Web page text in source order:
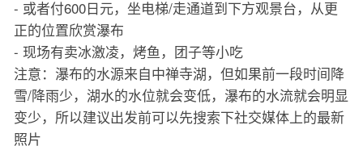
- 或者付600日元，坐电梯/走通道到下方观景台，从更
正的位置欣赏瀑布
- 现场有卖冰激凌，烤鱼，团子等小吃
注意：瀑布的水源来自中禅寺湖，但如果前一段时间降
雪/降雨少，湖水的水位就会变低，瀑布的水流就会明显
变少，所以建议出发前可以先搜索下社交媒体上的最新
照片